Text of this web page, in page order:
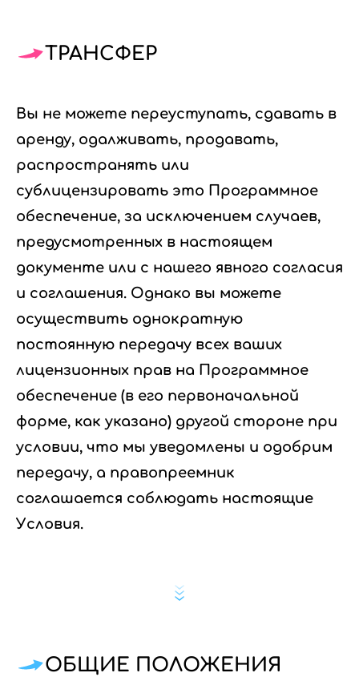
ТРАНСФЕР
Вы не можете переуступать, сдавать в
аренду, одалживать, продавать,
распространять или
сублицензировать это Программное
обеспечение, за исключением случаев,
предусмотренных в настоящем
документе или с нашего явного согласия
и соглашения. Однако вы можете
осуществить однократную
постоянную передачу всех ваших
лицензионных прав на Программное
обеспечение (в его первоначальной
форме, как указано) другой стороне при
условии, что мы уведомлены и одобрим
передачу, а правопреемник
соглашается соблюдать настоящие
Условия.
ОБЩИЕ ПОЛОЖЕНИЯ